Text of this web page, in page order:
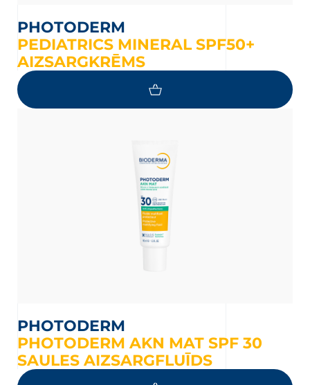
PHOTODERM
PEDIATRICS MINERAL SPF50+
AIZSARGKRĒMS
PHOTODERM
PHOTODERM AKN MAT SPF 30
SAULES AIZSARGFLUĪDS